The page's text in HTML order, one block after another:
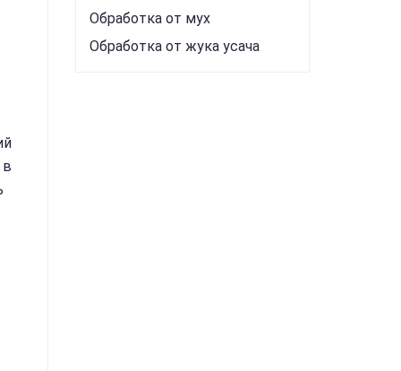
в
Обработка от мух
Обработка от жука усача